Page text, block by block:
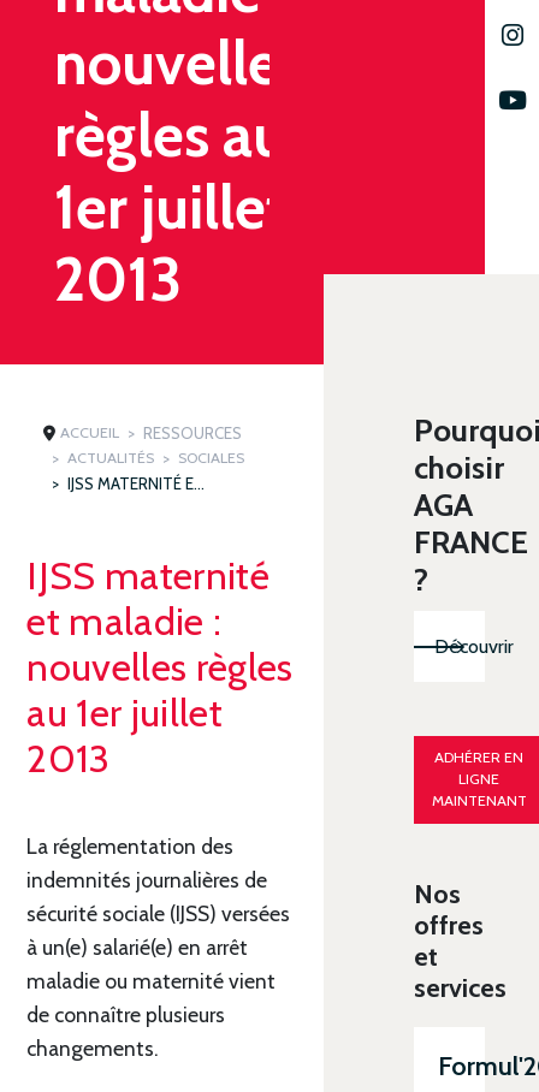
nouvelles
règles au
1er juillet
2013
ACCUEIL RESSOURCES
ACTUALITÉS SOCIALES
IJSS MATERNITÉ ET MALADIE : NOUVELLES RÈGLES AU 1ER JUILLET 2013
IJSS maternité
et maladie :
nouvelles règles
au 1er juillet
2013
La réglementation des
indemnités journalières de
sécurité sociale (IJSS) versées
à un(e) salarié(e) en arrêt
maladie ou maternité vient
de connaître plusieurs
changements.
choisir
AGA
FRANCE
?
Découvrir
ADHÉRER EN
LIGNE
MAINTENANT
Nos
offres
et
services